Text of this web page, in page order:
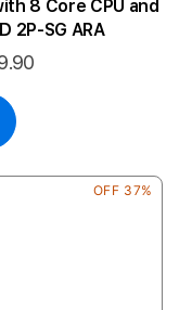
8 Core CPU and
2P-SG ARA
37% OFF